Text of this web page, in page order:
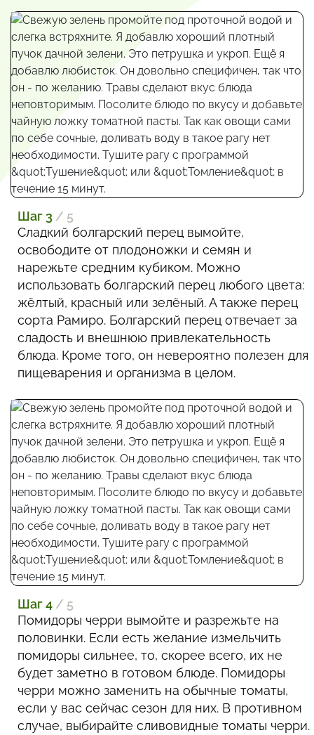
Шаг 3 / 5
Сладкий болгарский перец вымойте,
освободите от плодоножки и семян и
нарежьте средним кубиком. Можно
использовать болгарский перец любого цвета:
жёлтый, красный или зелёный. А также перец
сорта Рамиро. Болгарский перец отвечает за
сладость и внешнюю привлекательность
блюда. Кроме того, он невероятно полезен для
пищеварения и организма в целом.
Шаг 4 / 5
Помидоры черри вымойте и разрежьте на
половинки. Если есть желание измельчить
помидоры сильнее, то, скорее всего, их не
будет заметно в готовом блюде. Помидоры
черри можно заменить на обычные томаты,
если у вас сейчас сезон для них. В противном
случае, выбирайте сливовидные томаты черри.